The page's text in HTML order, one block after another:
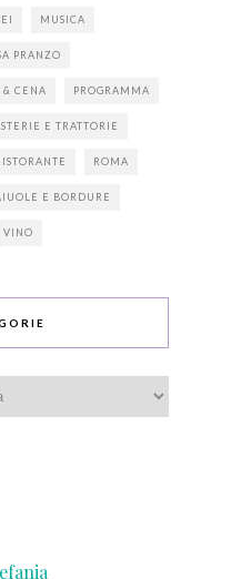
MUSICA
PRANZO
& CENA PROGRAMMA
E TRATTORIE
ROMA
E BORDURE
VINO